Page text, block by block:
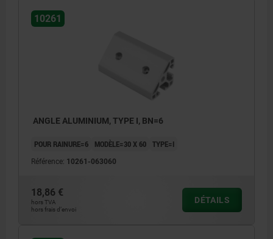
10261
ANGLE ALUMINIUM, TYPE I, BN=6
POUR RAINURE=6 MODÈLE=30 X 60 TYPE=I
Référence: 10261-063060
18,86 €
hors TVA
hors frais d’envoi
DÉTAILS